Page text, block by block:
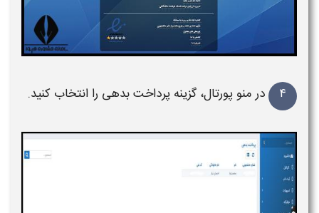
۴ در منو پورتال، گزینه پرداخت بدهی را انتخاب کنید.